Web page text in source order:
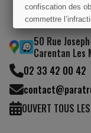
50 Rue
Carentan Les
02 33 42 00 42
OUVERT TOUS
confiscation des
commettre